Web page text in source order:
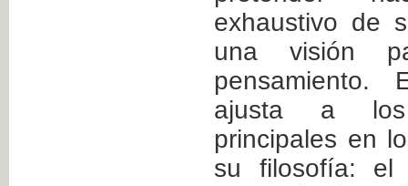
exhaustivo de
una visión
pensamiento.
ajusta a los
principales en
su filosofía: el